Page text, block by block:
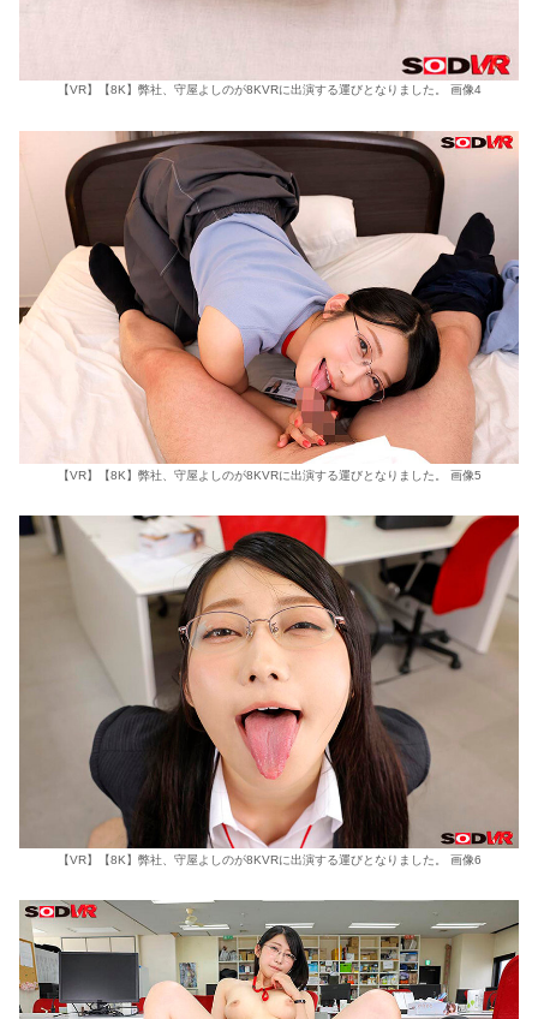
【VR】【8K】弊社、守屋よしのが8KVRに出演する運びとなりました。 画像4
【VR】【8K】弊社、守屋よしのが8KVRに出演する運びとなりました。 画像5
【VR】【8K】弊社、守屋よしのが8KVRに出演する運びとなりました。 画像6